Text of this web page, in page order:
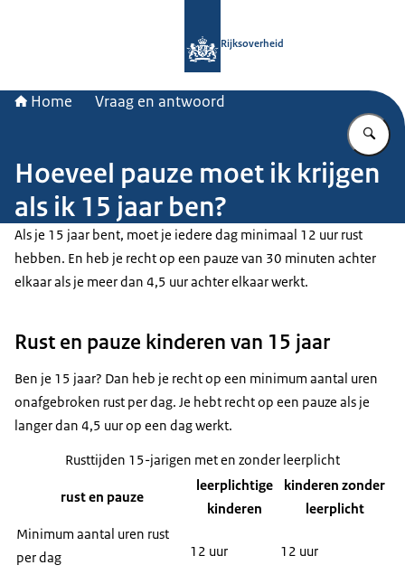
Rijksoverheid
Home Vraag en antwoord
Hoeveel pauze moet ik krijgen
als ik 15 jaar ben?
Als je 15 jaar bent, moet je iedere dag minimaal 12 uur rust
hebben. En heb je recht op een pauze van 30 minuten achter
elkaar als je meer dan 4,5 uur achter elkaar werkt.
Rust en pauze kinderen van 15 jaar
Ben je 15 jaar? Dan heb je recht op een minimum aantal uren
onafgebroken rust per dag. Je hebt recht op een pauze als je
langer dan 4,5 uur op een dag werkt.
Rusttijden 15-jarigen met en zonder leerplicht
rust en pauze
leerplichtige
kinderen
kinderen zonder
leerplicht
Minimum aantal uren rust
per dag
12 uur 12 uur